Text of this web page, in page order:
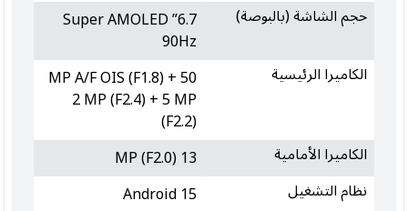
حجم الشاشة (بالبوصة)
6.7” Super AMOLED
90Hz
الكاميرا الرئيسية
50 MP A/F OIS (F1.8) +
2 MP (F2.4) + 5 MP
(F2.2)
الكاميرا الأمامية
13 MP (F2.0)
نظام التشغيل
Android 15